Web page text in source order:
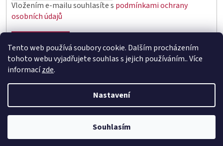
Tento web používá soubory cookie. Dalším procházením
tohoto webu vyjadřujete souhlas s jejich používáním.. Více
informacízde.
Nastavení
Souhlasím
Vložením e-mailu souhlasíte s podmínkami ochrany
osobních údajů
Vytvořil Shoptet
Copyright 2026elektro.q-elektrik.cz. Všechna práva
vyhrazena.